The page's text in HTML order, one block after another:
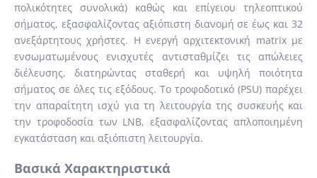
πολικότητες συνολικά) καθώς και επίγειου τηλεοπτικού
σήματος, εξασφαλίζοντας αξιόπιστη διανομή σε έως και 32
ανεξάρτητους χρήστες. Η ενεργή αρχιτεκτονική matrix με
ενσωματωμένους ενισχυτές αντισταθμίζει τις απώλειες
διέλευσης, διατηρώντας σταθερή και υψηλή ποιότητα
σήματος σε όλες τις εξόδους. Το τροφοδοτικό (PSU) παρέχει
την απαραίτητη ισχύ για τη λειτουργία της συσκευής και
την τροφοδοσία των LNB, εξασφαλίζοντας απλοποιημένη
εγκατάσταση και αξιόπιστη λειτουργία.
Βασικά Χαρακτηριστικά